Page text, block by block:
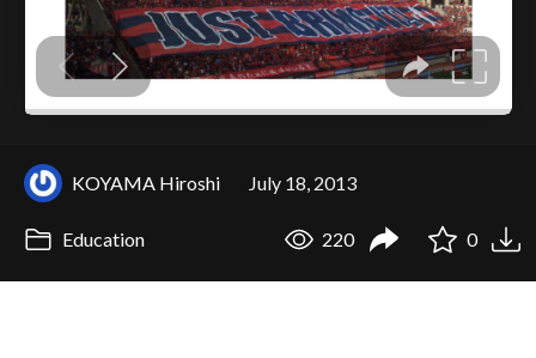
KOYAMA Hiroshi July 18, 2013
Education 220 0